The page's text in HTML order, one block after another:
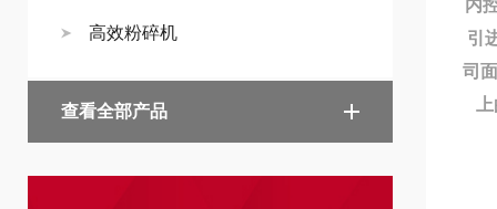
高效粉碎机
查看全部产品
内
引
司